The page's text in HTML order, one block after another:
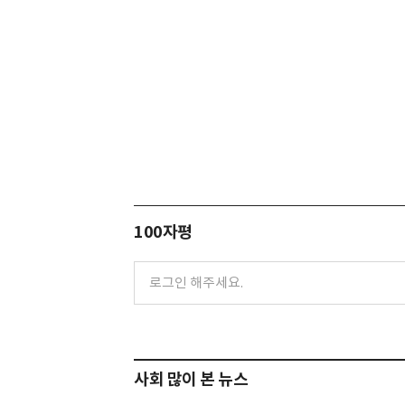
100자평
사회 많이 본 뉴스